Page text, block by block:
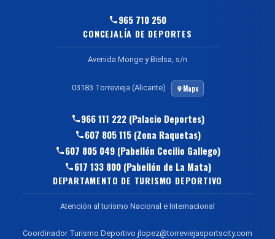
965 710 250
CONCEJALÍA DE DEPORTES
Avenida Monge y Bielsa, s/n
03183 Torrevieja (Alicante) Maps
966 111 222 (Palacio Deportes)
607 805 115 (Zona Raquetas)
607 805 049 (Pabellón Cecilio Gallego)
617 133 800 (Pabellón de La Mata)
DEPARTAMENTO DE TURISMO DEPORTIVO
Atención al turismo Nacional e Internacional
Coordinador Turismo Deportivo jlopez@torreviejasportscity.com